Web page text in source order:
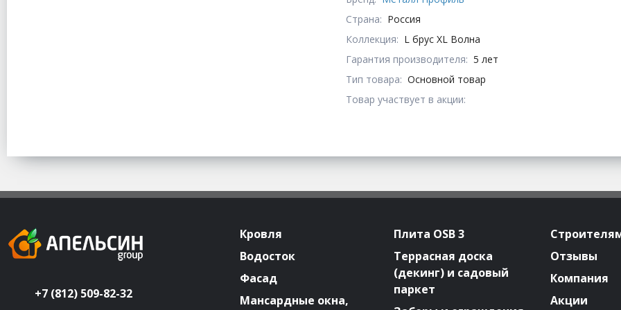
Страна: Россия
Коллекция: L брус XL Волна
Гарантия производителя: 5 лет
Тип товара: Основной товар
Товар участвует в акции:
+7 (812) 509-82-32
Кровля
Водосток
Фасад
Мансардные окна,
Плита OSB 3
Террасная доска
(декинг) и садовый
паркет
Отзывы
Компания
Акции